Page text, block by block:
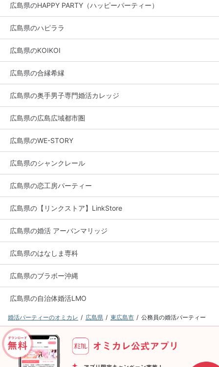
広島県のHAPPY PARTY（ハッピーパーティー）
広島県のハピララ
広島県のKOIKOI
広島県の合縁希縁
広島県の奥手男子専門婚活カレッジ
広島県の広島広域都市圏
広島県のWE-STORY
広島県のシャンクレール
広島県の恋工房パーティー
広島県の【リンクストア】LinkStore
広島県の婚活 アーバンマリッジ
広島県のはなしま専科
広島県のブラボー沖縄
広島県の自治体婚活LMO
婚活パーティーのオミカレ 広島県 東広島市 公務員の婚活パーティー